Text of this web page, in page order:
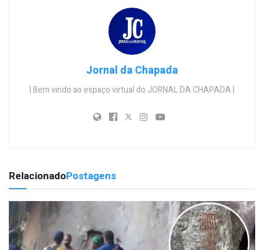
Jornal da Chapada
| Bem vindo ao espaço virtual do JORNAL DA CHAPADA |
RelacionadoPostagens